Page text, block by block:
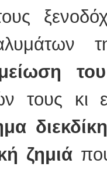
τους κι
ζημιά